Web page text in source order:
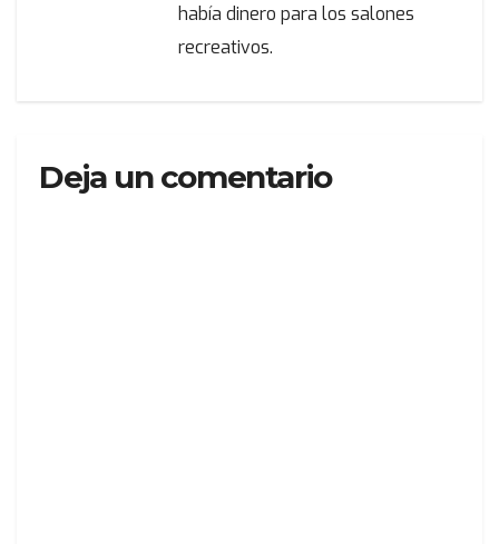
había dinero para los salones
recreativos.
Deja un comentario